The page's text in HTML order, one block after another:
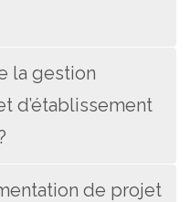
la gestion
d’établissement
de projet